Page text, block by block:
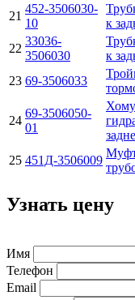
21
452-3506030-
10
к
22
33036-
3506030
к
23 69-3506033
24
69-3506050-
01
25 451Д-3506009
Узнать цену
Имя
Телефон
Email